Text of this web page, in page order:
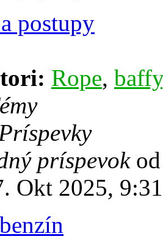
postupy
Rope, baffy
príspevok
Okt 2025, 9:31